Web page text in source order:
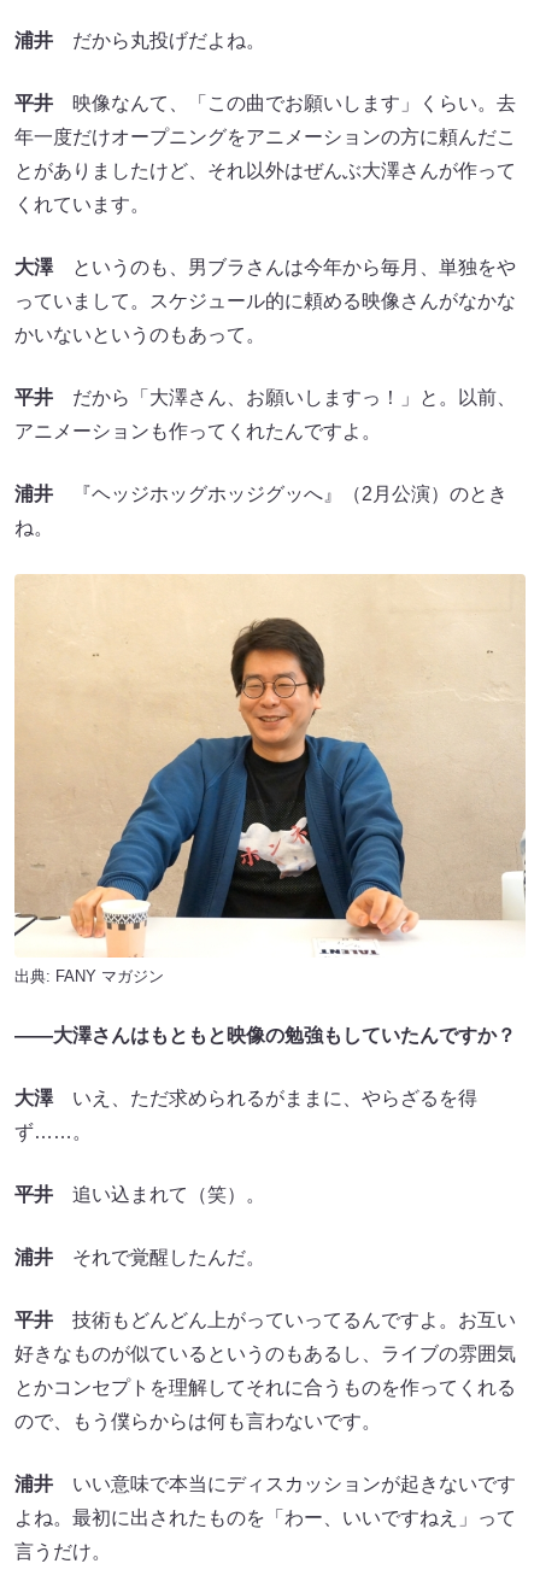
浦井 だから丸投げだよね。
平井 映像なんて、「この曲でお願いします」くらい。去
年一度だけオープニングをアニメーションの方に頼んだこ
とがありましたけど、それ以外はぜんぶ大澤さんが作って
くれています。
大澤というのも、男ブラさんは今年から毎月、単独をや
っていまして。スケジュール的に頼める映像さんがなかな
かいないというのもあって。
平井 だから「大澤さん、お願いしますっ！」と。以前、
アニメーションも作ってくれたんですよ。
浦井 『ヘッジホッグホッジグッへ』（2月公演）のとき
ね。
出典: FANY マガジン
――大澤さんはもともと映像の勉強もしていたんですか？
大澤いえ、ただ求められるがままに、やらざるを得
ず……。
平井 追い込まれて（笑）。
浦井 それで覚醒したんだ。
平井 技術もどんどん上がっていってるんですよ。お互い
好きなものが似ているというのもあるし、ライブの雰囲気
とかコンセプトを理解してそれに合うものを作ってくれる
ので、もう僕らからは何も言わないです。
浦井 いい意味で本当にディスカッションが起きないです
よね。最初に出されたものを「わー、いいですねえ」って
言うだけ。